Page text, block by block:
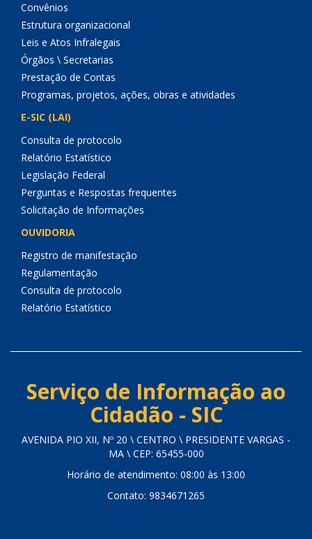
Convênios
Estrutura organizacional
Leis e Atos Infralegais
Órgãos \ Secretarias
Prestação de Contas
Programas, projetos, ações, obras e atividades
E-SIC (LAI)
Consulta de protocolo
Relatório Estatístico
Legislação Federal
Perguntas e Respostas frequentes
Solicitação de Informações
OUVIDORIA
Registro de manifestação
Regulamentação
Consulta de protocolo
Relatório Estatístico
Serviço de Informação ao
Cidadão - SIC
AVENIDA PIO XII, Nº 20 \ CENTRO \ PRESIDENTE VARGAS -
MA \ CEP: 65455-000
Horário de atendimento: 08:00 às 13:00
Contato: 9834671265